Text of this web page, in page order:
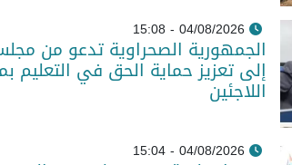
04/08/2026 - 15:08
الجمهورية الصحراوية تدعو من
إلى تعزيز حماية الحق في التعليم
اللاجئين
04/08/2026 - 15:04